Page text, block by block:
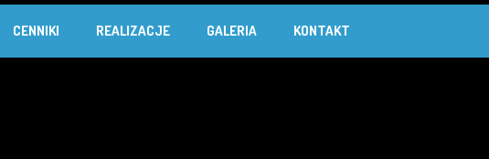
CENNIKI REALIZACJE GALERIA KONTAKT